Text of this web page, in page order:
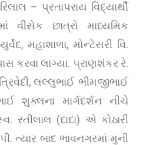
– પ્રતાપરાય વિદ્યાર્થી
છાત્રો માધ્યમિક
મહાશાળા, મોન્ટેસરી વિ.
કરવા લાગ્યા. પ્રાણશંકર રે.
લલ્લુભાઈ ભીમજીભાઈ
શુક્લના માર્ગદર્શન નીચે
રતીલાલ (દાદા) એ કોઠારી
ત્યાર બાદ ભાવનગરમાં મુની